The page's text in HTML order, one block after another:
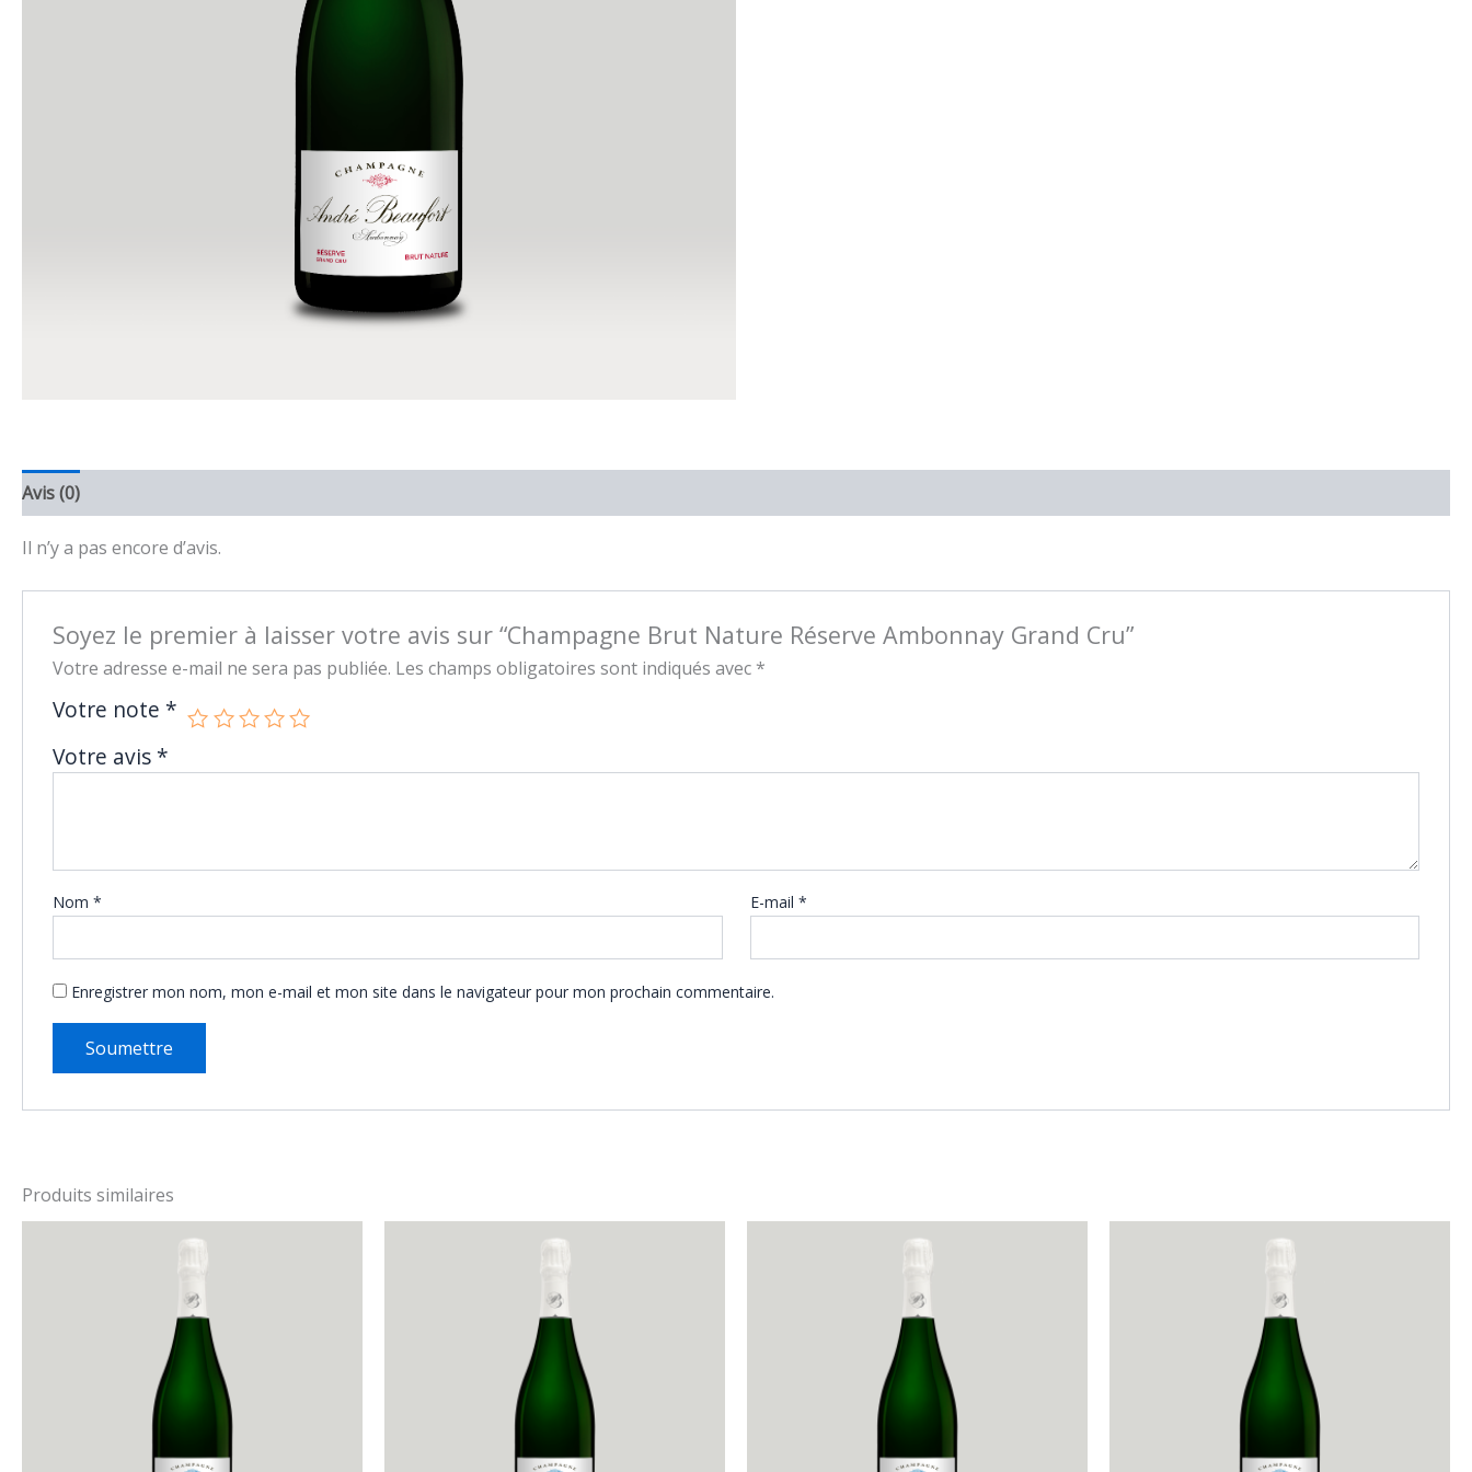
Avis (0)
Il n’y a pas encore d’avis.
Soyez le premier à laisser votre avis sur “Champagne Brut Nature Réserve Ambonnay Grand Cru”
Votre adresse e-mail ne sera pas publiée. Les champs obligatoires sont indiqués avec *
Votre note *
Votre avis *
Nom * E-mail *
Enregistrer mon nom, mon e-mail et mon site dans le navigateur pour mon prochain commentaire.
Produits similaires